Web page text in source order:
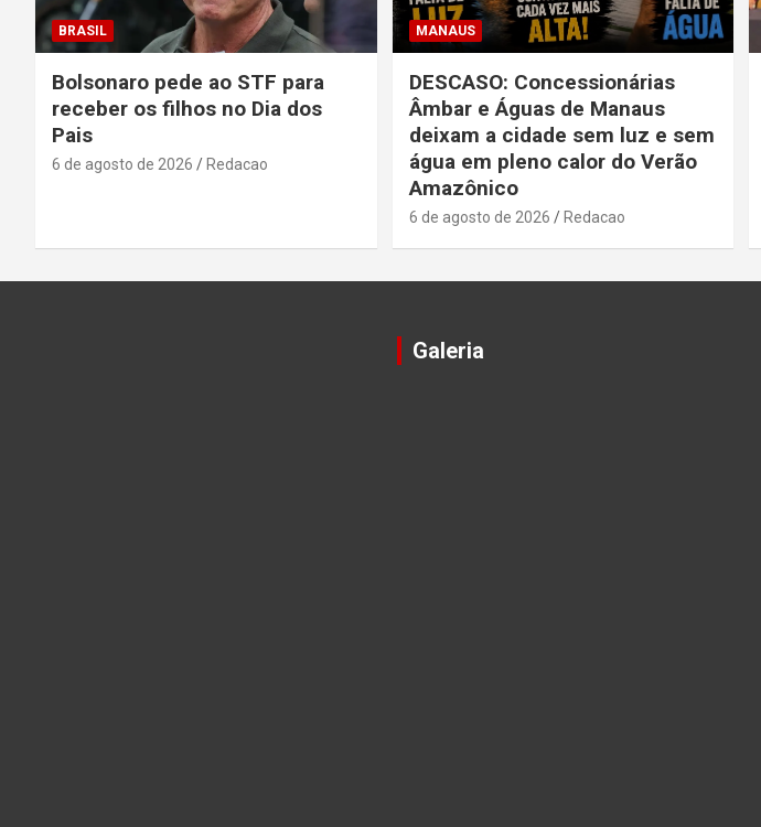
BRASIL
Bolsonaro pede ao STF para
receber os filhos no Dia dos
Pais
6 de agosto de 2026 Redacao
MANAUS
DESCASO: Concessionárias
Âmbar e Águas de Manaus
deixam a cidade sem luz e sem
água em pleno calor do Verão
Amazônico
6 de agosto de 2026 Redacao
Galeria